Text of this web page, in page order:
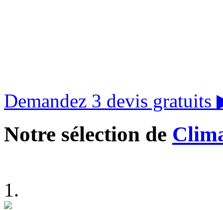
Demandez 3 devis gratuits
Notre sélection de
1.